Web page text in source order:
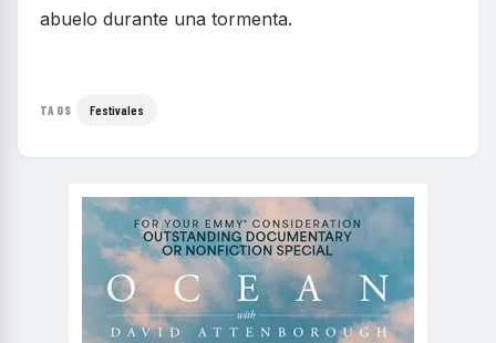
abuelo durante una tormenta.
TAGS Festivales